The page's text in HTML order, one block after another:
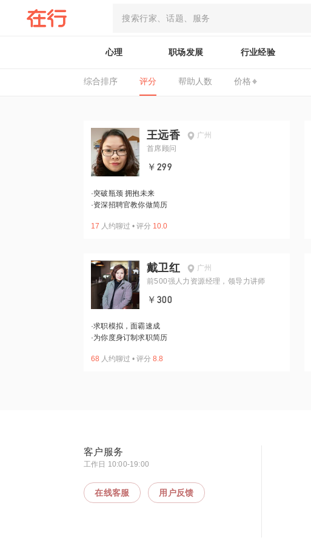
心理 职场发展 行业经验
综合排序 评分 帮助人数 价格
王远香
广州
首席顾问
￥299
·突破瓶颈 拥抱未来
·资深招聘官教你做简历
17 人约聊过 • 评分 10.0
戴卫红
广州
前500强人力资源经理，领导力讲师
￥300
·求职模拟，面霸速成
·为你度身订制求职简历
68 人约聊过 • 评分 8.8
客户服务
工作日 10:00-19:00
在线客服 用户反馈